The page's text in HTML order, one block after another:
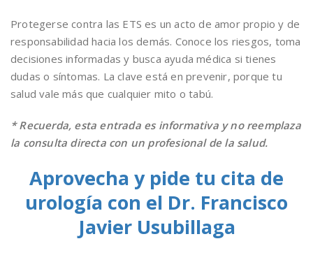
Protegerse contra las ETS es un acto de amor propio y de
responsabilidad hacia los demás. Conoce los riesgos, toma
decisiones informadas y busca ayuda médica si tienes
dudas o síntomas. La clave está en prevenir, porque tu
salud vale más que cualquier mito o tabú.
* Recuerda, esta entrada es informativa y no reemplaza
la consulta directa con un profesional de la salud.
Aprovecha y pide tu cita de
urología con el Dr. Francisco
Javier Usubillaga